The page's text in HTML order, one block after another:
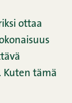
ottaa
Kuten tämä